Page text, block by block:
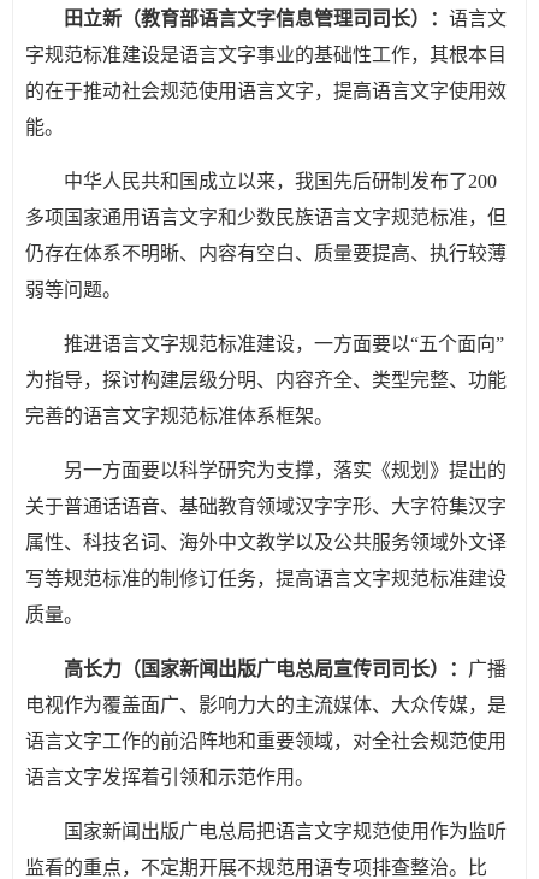
田立新（教育部语言文字信息管理司司长）： 语言文
字规范标准建设是语言文字事业的基础性工作，其根本目
的在于推动社会规范使用语言文字，提高语言文字使用效
能。
中华人民共和国成立以来，我国先后研制发布了200
多项国家通用语言文字和少数民族语言文字规范标准，但
仍存在体系不明晰、内容有空白、质量要提高、执行较薄
弱等问题。
推进语言文字规范标准建设，一方面要以“五个面向”
为指导，探讨构建层级分明、内容齐全、类型完整、功能
完善的语言文字规范标准体系框架。
另一方面要以科学研究为支撑，落实《规划》提出的
关于普通话语音、基础教育领域汉字字形、大字符集汉字
属性、科技名词、海外中文教学以及公共服务领域外文译
写等规范标准的制修订任务，提高语言文字规范标准建设
质量。
高长力（国家新闻出版广电总局宣传司司长）： 广播
电视作为覆盖面广、影响力大的主流媒体、大众传媒，是
语言文字工作的前沿阵地和重要领域，对全社会规范使用
语言文字发挥着引领和示范作用。
国家新闻出版广电总局把语言文字规范使用作为监听
监看的重点，不定期开展不规范用语专项排查整治。比